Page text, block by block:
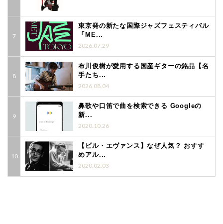
東京発の新たな国際ジャズフェスティバル
「ME...
2026.07.29
布川俊樹が愛用する国産ギターの銘品【名
手たち...
2026.08.04
鼻歌や口笛で曲を検索できる Googleの
新...
2020.10.26
【ビル・エヴァンス】なぜ人気？ おすす
めアル...
2020.02.03